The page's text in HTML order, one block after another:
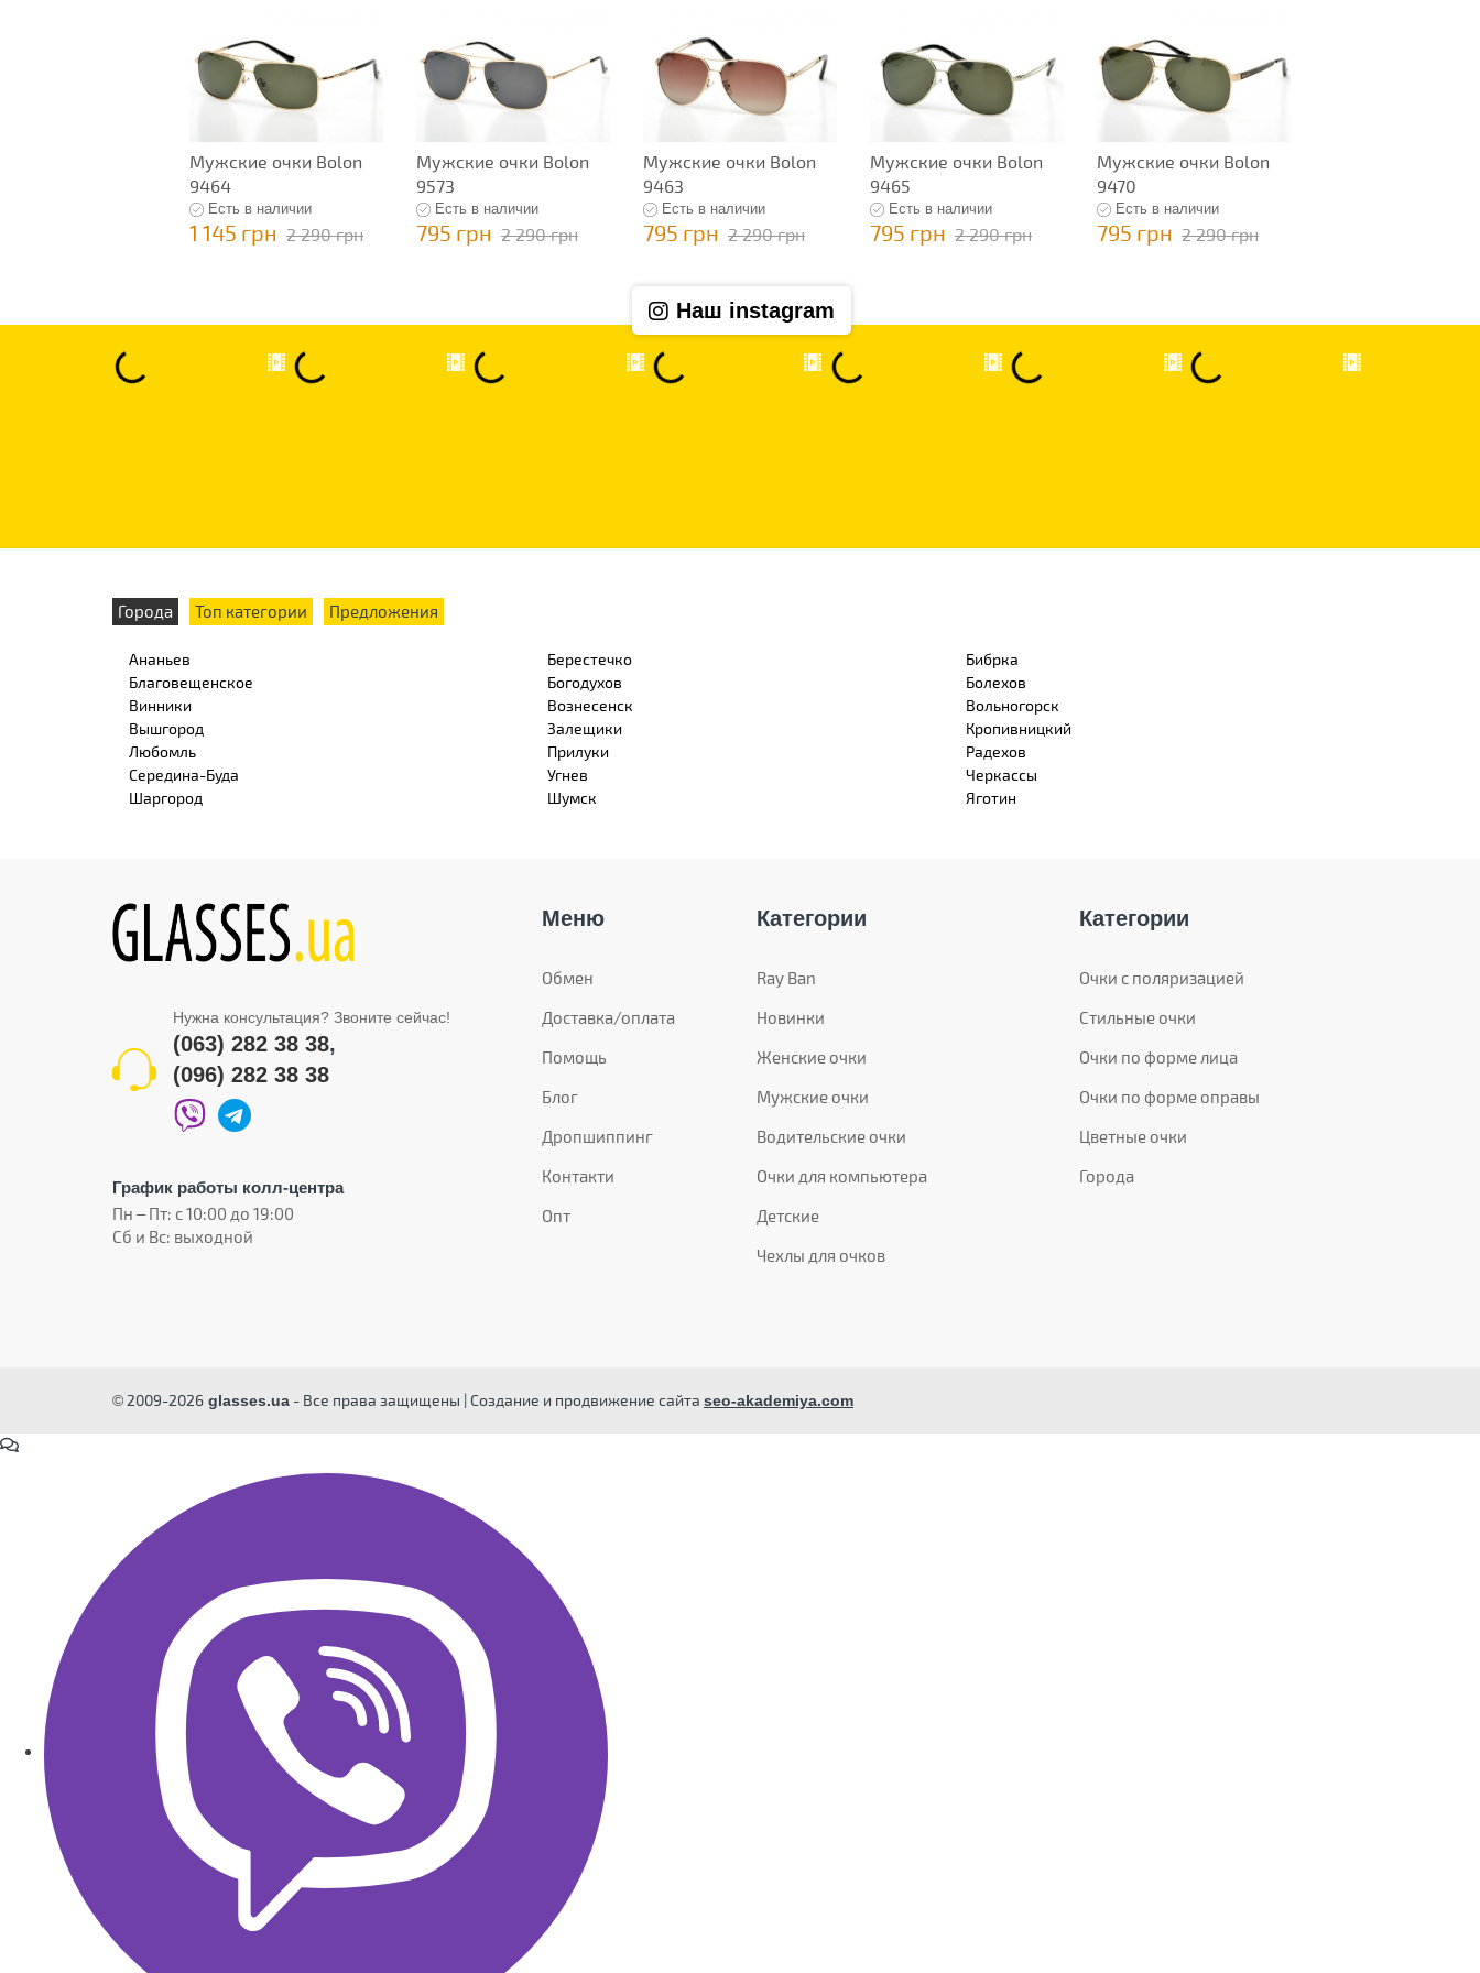
Мужские очки Bolon
9464
Есть в наличии
1 145 грн 2 290 грн
Мужские очки Bolon
9573
Есть в наличии
795 грн 2 290 грн
Мужские очки Bolon
9463
Есть в наличии
795 грн 2 290 грн
Мужские очки Bolon
9465
Есть в наличии
795 грн 2 290 грн
Мужские очки Bolon
9470
Есть в наличии
795 грн 2 290 грн
Наш instagram
Города Топ категории Предложения
Ананьев Берестечко
Бибрка
Благовещенское
Богодухов
Болехов
Винники
Вознесенск
Вольногорск
Вышгород
Залещики
Кропивницкий
Любомль
Прилуки
Радехов
Середина-Буда
Угнев
Черкассы
Шаргород
Шумск Яготин
Нужна консультация? Звоните сейчас!
(063) 282 38 38,
(096) 282 38 38
График работы колл-центра
Пн – Пт: с 10:00 до 19:00
Сб и Вс: выходной
Меню
Обмен
Доставка/оплата
Помощь
Блог
Дропшиппинг
Контакти
Опт
Категории
Ray Ban
Новинки
Женские очки
Мужские очки
Водительские очки
Очки для компьютера
Детские
Чехлы для очков
Категории
Очки с поляризацией
Стильные очки
Очки по форме лица
Очки по форме оправы
Цветные очки
Города
© 2009-2026 glasses.ua - Все права защищены | Создание и продвижение сайта seo-akademiya.com